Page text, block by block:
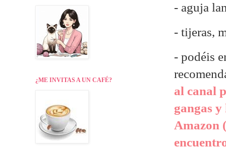
- aguja
- tijeras,
- podéis
al canal
gangas
Amazon
¿ME INVITAS A UN CAFÉ?